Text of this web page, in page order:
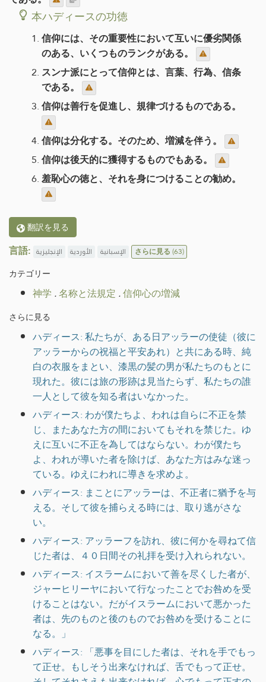
本ハディースの功徳
信仰には、その重要性において互いに優劣関係
のある、いくつものランクがある。
スンナ派にとって信仰とは、言葉、行為、信条
である。
信仰は善行を促進し、規律づけるものである。
信仰は分化する。そのため、増減を伴う。
信仰は後天的に獲得するものでもある。
羞恥心の徳と、それを身につけることの勧め。
翻訳を見る
言語: الإنجليزية الأوردية الإسبانية さらに見る(63)
カテゴリー
神学 .名称と法規定 .信仰心の増減
さらに見る
ハディース: 私たちが、ある日アッラーの使徒（彼に
アッラーからの祝福と平安あれ）と共にある時、純
白の衣服をまとい、漆黒の髪の男が私たちのもとに
現れた。彼には旅の形跡は見当たらず、私たちの誰
一人として彼を知る者はいなかった。
ハディース: わが僕たちよ、われは自らに不正を禁
じ、またあなた方の間においてもそれを禁じた。ゆ
えに互いに不正を為してはならない。わが僕たち
よ、われが導いた者を除けば、あなた方はみな迷っ
ている。ゆえにわれに導きを求めよ。
ハディース: まことにアッラーは、不正者に猶予を与
える。そして彼を捕らえる時には、取り逃がさな
い。
ハディース: アッラーフを訪れ、彼に何かを尋ねて信
じた者は、４０日間その礼拝を受け入れられない。
ハディース: イスラームにおいて善を尽くした者が、
ジャーヒリーヤにおいて行なったことでお咎めを受
けることはない。だがイスラームにおいて悪かった
者は、先のものと後のものでお咎めを受けることに
なる。」
ハディース: 「悪事を目にした者は、それを手でもっ
て正せ。もしそう出来なければ、舌でもって正せ。